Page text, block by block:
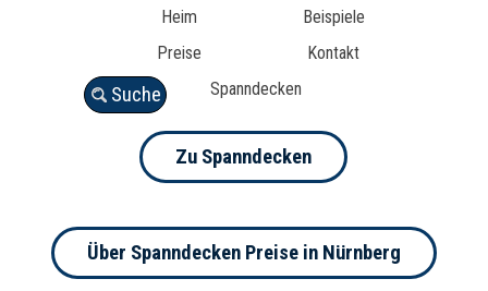
Heim
Beispiele
Preise
Kontakt
Spanndecken
Suche
Zu Spanndecken
Über Spanndecken Preise in Nürnberg